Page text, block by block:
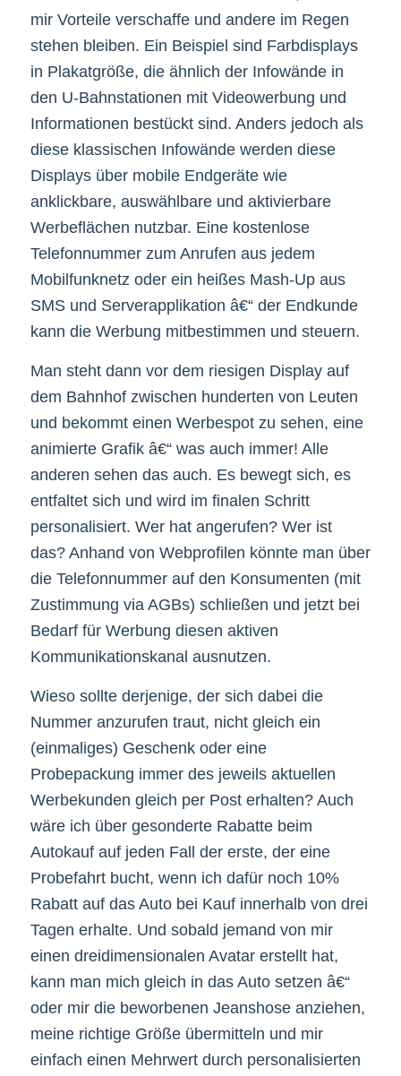
mir Vorteile verschaffe und andere im Regen
stehen bleiben. Ein Beispiel sind Farbdisplays
in Plakatgröße, die ähnlich der Infowände in
den U-Bahnstationen mit Videowerbung und
Informationen bestückt sind. Anders jedoch als
diese klassischen Infowände werden diese
Displays über mobile Endgeräte wie
anklickbare, auswählbare und aktivierbare
Werbeflächen nutzbar. Eine kostenlose
Telefonnummer zum Anrufen aus jedem
Mobilfunknetz oder ein heißes Mash-Up aus
SMS und Serverapplikation â€“ der Endkunde
kann die Werbung mitbestimmen und steuern.
Man steht dann vor dem riesigen Display auf
dem Bahnhof zwischen hunderten von Leuten
und bekommt einen Werbespot zu sehen, eine
animierte Grafik â€“ was auch immer! Alle
anderen sehen das auch. Es bewegt sich, es
entfaltet sich und wird im finalen Schritt
personalisiert. Wer hat angerufen? Wer ist
das? Anhand von Webprofilen könnte man über
die Telefonnummer auf den Konsumenten (mit
Zustimmung via AGBs) schließen und jetzt bei
Bedarf für Werbung diesen aktiven
Kommunikationskanal ausnutzen.
Wieso sollte derjenige, der sich dabei die
Nummer anzurufen traut, nicht gleich ein
(einmaliges) Geschenk oder eine
Probepackung immer des jeweils aktuellen
Werbekunden gleich per Post erhalten? Auch
wäre ich über gesonderte Rabatte beim
Autokauf auf jeden Fall der erste, der eine
Probefahrt bucht, wenn ich dafür noch 10%
Rabatt auf das Auto bei Kauf innerhalb von drei
Tagen erhalte. Und sobald jemand von mir
einen dreidimensionalen Avatar erstellt hat,
kann man mich gleich in das Auto setzen â€“
oder mir die beworbenen Jeanshose anziehen,
meine richtige Größe übermitteln und mir
einfach einen Mehrwert durch personalisierten